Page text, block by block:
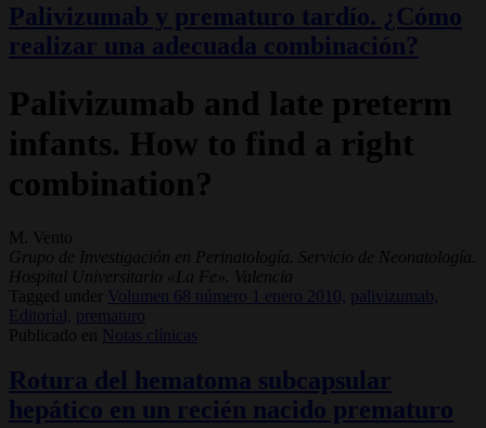
Palivizumab y prematuro tardío. ¿Cómo
realizar una adecuada combinación?
Palivizumab and late preterm
infants. How to find a right
combination?
M. Vento
Grupo de Investigación en Perinatología. Servicio de Neonatología.
Hospital Universitario «La Fe». Valencia
Tagged under
Volumen 68 número 1 enero 2010, palivizumab,
Editorial,
prematuro
Publicado en
Notas clínicas
Rotura del hematoma subcapsular
hepático en un recién nacido prematuro